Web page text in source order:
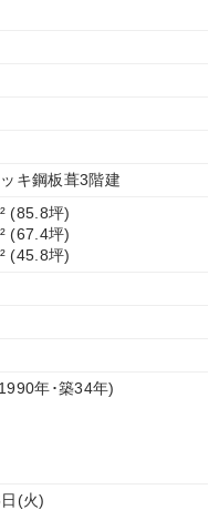
キ鋼板葺3階建
(85.8坪)
(67.4坪)
(45.8坪)
年･築34年)
(火)